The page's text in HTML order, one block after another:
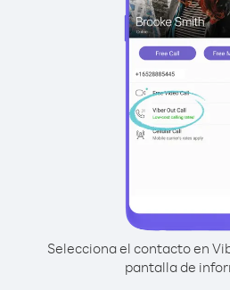
Selecciona el contacto en
pantalla de